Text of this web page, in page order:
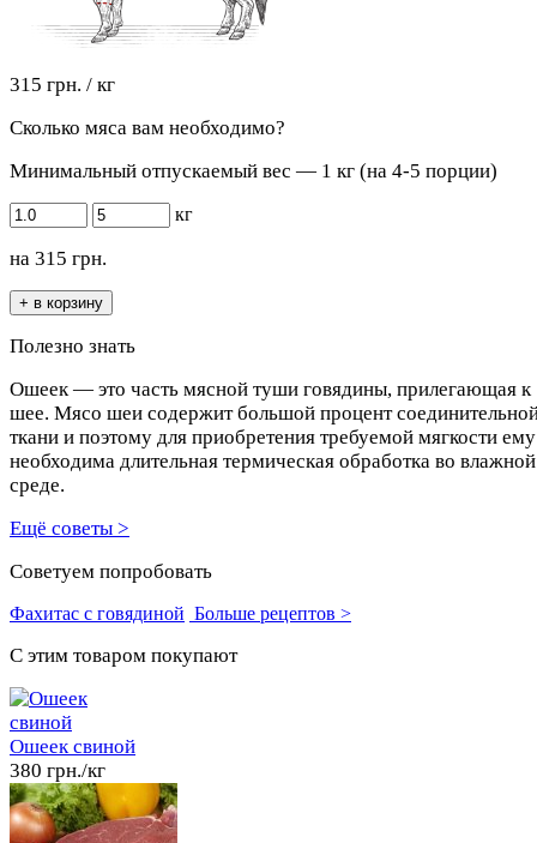
315 грн. / кг
Сколько мяса вам необходимо?
Минимальный отпускаемый вес — 1 кг (на 4-5 порции)
кг
на 315 грн.
Полезно знать
Ошеек — это часть мясной туши говядины, прилегающая к
шее. Мясо шеи содержит большой процент
ткани и поэтому для приобретения требуемой мягкости ему
необходима длительная термическая обработка во влажной
среде.
Ещё советы >
Советуем попробовать
Фахитас с говядиной Больше рецептов >
C этим товаром покупают
Ошеек свиной
380 грн./кг